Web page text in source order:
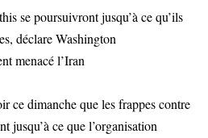
se poursuivront jusqu’à ce qu’ils
déclare Washington
menacé l’Iran
ce dimanche que les frappes contre
jusqu’à ce que l’organisation